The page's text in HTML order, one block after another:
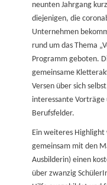
neunten Jahrgang
diejenigen, die
Unternehmen
rund um das Thema
Programm geboten.
gemeinsame
Versen über sich
interessante Vorträge
Berufsfelder.
Ein weiteres Highlight
gemeinsam mit den
Ausbilderin) einen
über zwanzig